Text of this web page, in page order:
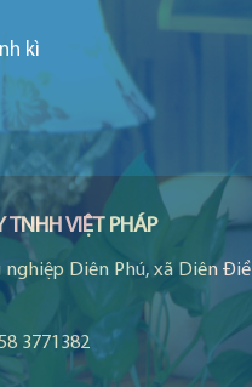
kì
VIỆT PHÁP
nghiệp Diên Phú, xã Diên
3771382